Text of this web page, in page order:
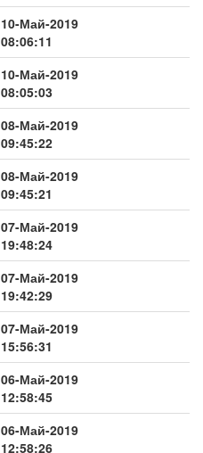
10-Май-2019
08:06:11
10-Май-2019
08:05:03
08-Май-2019
09:45:22
08-Май-2019
09:45:21
07-Май-2019
19:48:24
07-Май-2019
19:42:29
07-Май-2019
15:56:31
06-Май-2019
12:58:45
06-Май-2019
12:58:26